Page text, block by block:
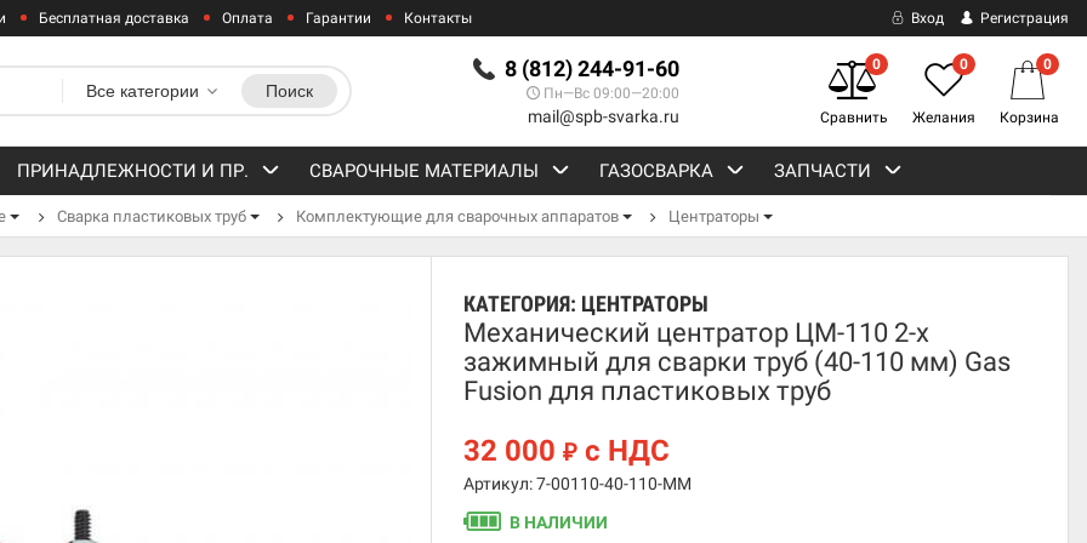
Бесплатная доставка Оплата Гарантии Контакты Вход Регистрация
8 (812) 244-91-60
Пн—Вс 09:00—20:00
mail@spb-svarka.ru
Все категории Поиск
0
Сравнить
0
Желания
0
Корзина
ПРИНАДЛЕЖНОСТИ И ПР. СВАРОЧНЫЕ МАТЕРИАЛЫ ГАЗОСВАРКА ЗАПЧАСТИ
Сварка пластиковых труб Комплектующие для сварочных аппаратов Центраторы
КАТЕГОРИЯ: ЦЕНТРАТОРЫ
Механический центратор ЦМ-110 2-х
зажимный для сварки труб (40-110 мм) Gas
Fusion для пластиковых труб
32 000₽ с НДС
Артикул: 7-00110-40-110-MM
В НАЛИЧИИ